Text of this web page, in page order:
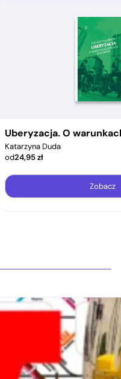
Uberyzacja. O
Katarzyna Duda
od24,95zł
Zobacz